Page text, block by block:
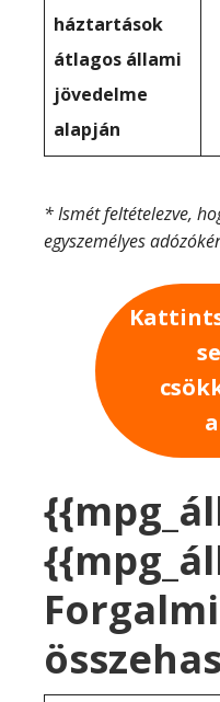
háztartások
átlagos állami
jövedelme
alapján
* Ismét feltételezve,
egyszemélyes